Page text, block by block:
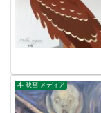
本-映画-メディア